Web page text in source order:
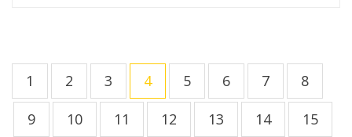
1 2 3 4 5 6 7 8
9 10 11 12 13 14 15